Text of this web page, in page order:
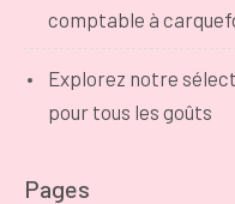
comptable à
Explorez notre
pour tous les goûts
Pages